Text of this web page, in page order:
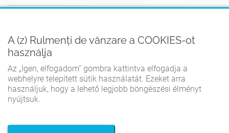
FELHASZNÁLÁSI FELTÉTELEK
ADATVÉDELMI IRÁNYELVEK
COOKIE-IRÁNYELVEK
KAPCSOLATBA LÉPNI
A (z) Rulmenți de vânzare a COOKIES-ot
használja
Az „Igen, elfogadom” gombra kattintva elfogadja a
webhelyre telepített sütik használatát. Ezeket arra
használjuk, hogy a lehető legjobb böngészési élményt
nyújtsuk.